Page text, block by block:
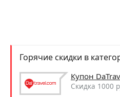
Горячие скидки в
Купон
Скидка 1000